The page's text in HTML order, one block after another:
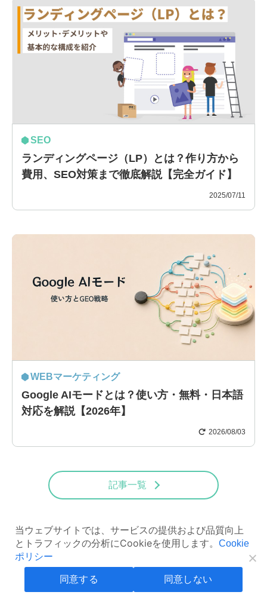
SEO
ランディングページ（LP）とは？作り方から
費用、SEO対策まで徹底解説【完全ガイド】
2025/07/11
WEBマーケティング
Google AIモードとは？使い方・無料・日本語
対応を解説【2026年】
2026/08/03
記事一覧
Ranking
人気記事ランキング
当ウェブサイトでは、サービスの提供および品質向上
とトラフィックの分析にCookieを使用します。 Cookie
ポリシー
同意する 同意しない